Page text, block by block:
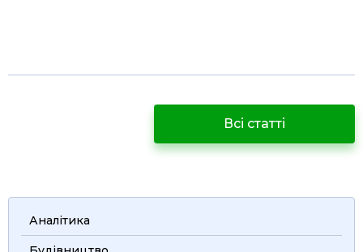
Всі статті
Аналітика